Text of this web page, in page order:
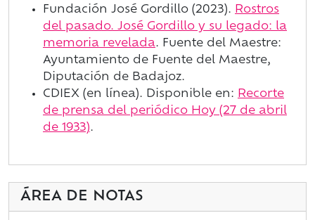
Fundación José Gordillo (2023). Rostros
del pasado. José Gordillo y su legado: la
memoria revelada. Fuente del Maestre:
Ayuntamiento de Fuente del Maestre,
Diputación de Badajoz.
CDIEX (en línea). Disponible en: Recorte
de prensa del periódico Hoy (27 de abril
de 1933).
ÁREA DE NOTAS